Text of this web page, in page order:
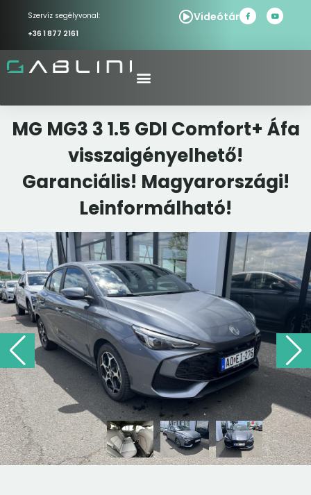
Szervíz segélyvonal:
+36 1 877 2161
Videótár
MG MG3 3 1.5 GDI Comfort+ Áfa
visszaigényelhető!
Garanciális! Magyarországi!
Leinformálható!